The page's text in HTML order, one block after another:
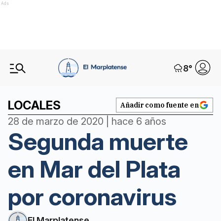
Ads
8°
LOCALES Añadir como fuente en
28 de marzo de 2020 | hace 6 años
Segunda muerte
en Mar del Plata
por coronavirus